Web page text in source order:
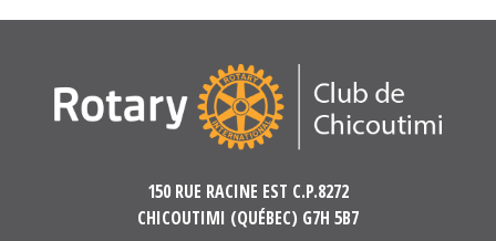
150 RUE RACINE EST C.P.8272
CHICOUTIMI (QUÉBEC) G7H 5B7